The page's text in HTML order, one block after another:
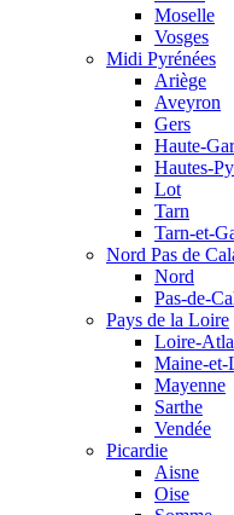
Moselle
Vosges
Midi Pyrénées
Ariège
Aveyron
Gers
Haute-
Hautes-
Lot
Tarn
Tarn-et-
Nord Pas de
Nord
Pas-de-
Pays de la Loire
Loire-
Maine-et-
Mayenne
Sarthe
Vendée
Picardie
Aisne
Oise